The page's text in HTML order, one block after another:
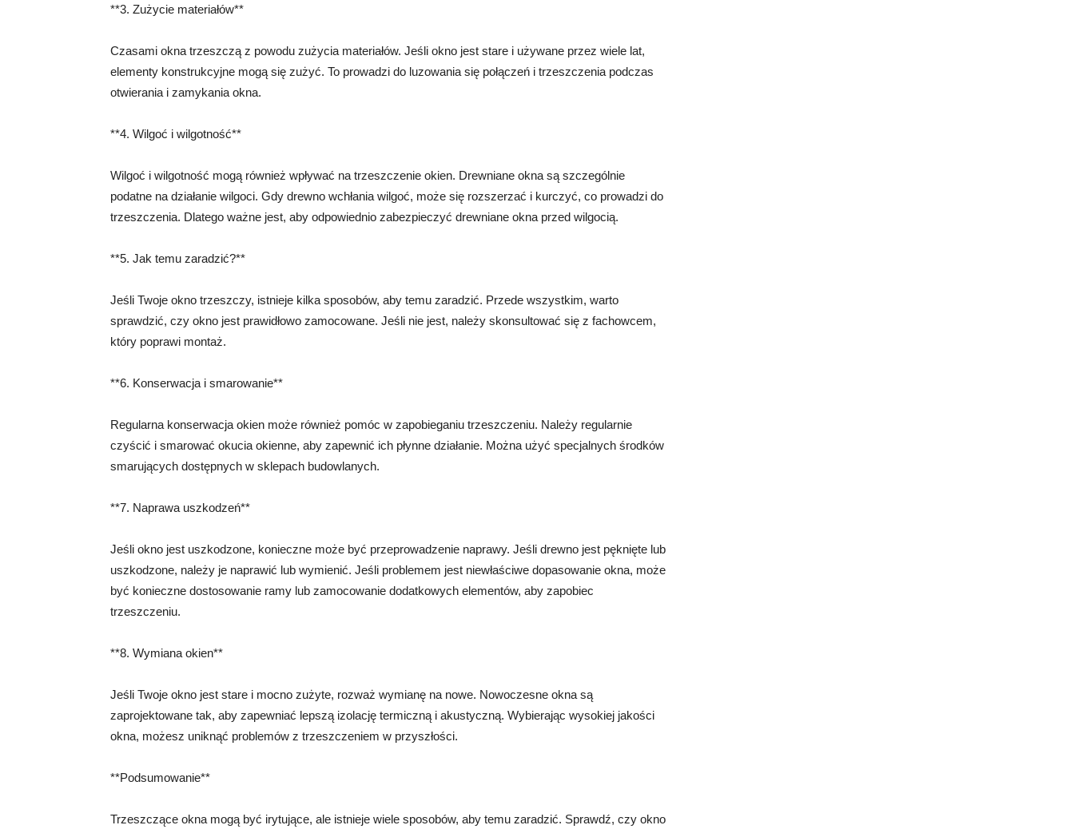
**3. Zużycie materiałów**
Czasami okna trzeszczą z powodu zużycia materiałów. Jeśli okno jest stare i używane przez wiele lat,
elementy konstrukcyjne mogą się zużyć. To prowadzi do luzowania się połączeń i trzeszczenia podczas
otwierania i zamykania okna.
**4. Wilgoć i wilgotność**
Wilgoć i wilgotność mogą również wpływać na trzeszczenie okien. Drewniane okna są szczególnie
podatne na działanie wilgoci. Gdy drewno wchłania wilgoć, może się rozszerzać i kurczyć, co prowadzi do
trzeszczenia. Dlatego ważne jest, aby odpowiednio zabezpieczyć drewniane okna przed wilgocią.
**5. Jak temu zaradzić?**
Jeśli Twoje okno trzeszczy, istnieje kilka sposobów, aby temu zaradzić. Przede wszystkim, warto
sprawdzić, czy okno jest prawidłowo zamocowane. Jeśli nie jest, należy skonsultować się z fachowcem,
który poprawi montaż.
**6. Konserwacja i smarowanie**
Regularna konserwacja okien może również pomóc w zapobieganiu trzeszczeniu. Należy regularnie
czyścić i smarować okucia okienne, aby zapewnić ich płynne działanie. Można użyć specjalnych środków
smarujących dostępnych w sklepach budowlanych.
**7. Naprawa uszkodzeń**
Jeśli okno jest uszkodzone, konieczne może być przeprowadzenie naprawy. Jeśli drewno jest pęknięte lub
uszkodzone, należy je naprawić lub wymienić. Jeśli problemem jest niewłaściwe dopasowanie okna, może
być konieczne dostosowanie ramy lub zamocowanie dodatkowych elementów, aby zapobiec
trzeszczeniu.
**8. Wymiana okien**
Jeśli Twoje okno jest stare i mocno zużyte, rozważ wymianę na nowe. Nowoczesne okna są
zaprojektowane tak, aby zapewniać lepszą izolację termiczną i akustyczną. Wybierając wysokiej jakości
okna, możesz uniknąć problemów z trzeszczeniem w przyszłości.
**Podsumowanie**
Trzeszczące okna mogą być irytujące, ale istnieje wiele sposobów, aby temu zaradzić. Sprawdź, czy okno